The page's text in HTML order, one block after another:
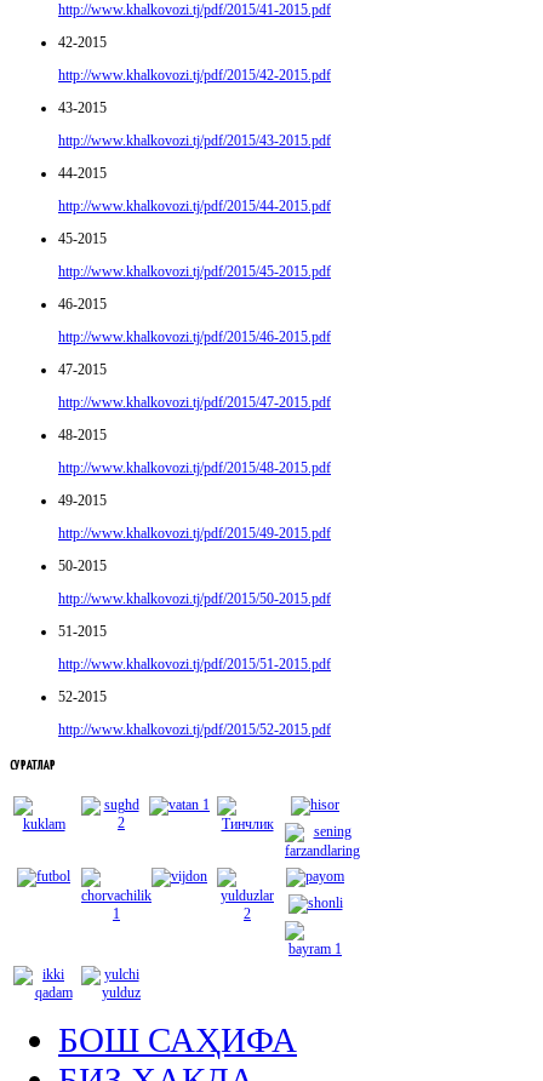
http://www.khalkovozi.tj/pdf/2015/41-2015.pdf
42-2015
http://www.khalkovozi.tj/pdf/2015/42-2015.pdf
43-2015
http://www.khalkovozi.tj/pdf/2015/43-2015.pdf
44-2015
http://www.khalkovozi.tj/pdf/2015/44-2015.pdf
45-2015
http://www.khalkovozi.tj/pdf/2015/45-2015.pdf
46-2015
http://www.khalkovozi.tj/pdf/2015/46-2015.pdf
47-2015
http://www.khalkovozi.tj/pdf/2015/47-2015.pdf
48-2015
http://www.khalkovozi.tj/pdf/2015/48-2015.pdf
49-2015
http://www.khalkovozi.tj/pdf/2015/49-2015.pdf
50-2015
http://www.khalkovozi.tj/pdf/2015/50-2015.pdf
51-2015
http://www.khalkovozi.tj/pdf/2015/51-2015.pdf
52-2015
http://www.khalkovozi.tj/pdf/2015/52-2015.pdf
СУРАТЛАР
БОШ САҲИФА